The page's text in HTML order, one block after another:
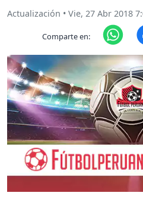
Actualización • Vie, 27 Abr 2018
Comparte en: